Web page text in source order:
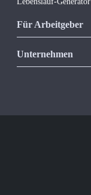
Für Arbeitgeber
Unsere Produkte
Unternehmen